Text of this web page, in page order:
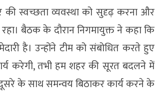
की स्वच्छता व्यवस्था को सुदृढ़ करना और
बैठक के दौरान निगमायुक्त ने कहा कि
है। उन्होंने टीम को संबोधित करते हुए
करेगी, तभी हम शहर की सूरत बदलने में
के साथ समन्वय बिठाकर कार्य करने के